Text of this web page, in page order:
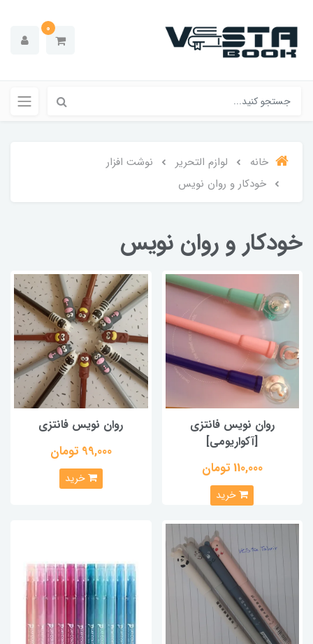
0
خانه لوازم التحریر
نوشت افزار
خودکار و روان نویس
خودکار و روان نویس
روان نویس فانتزی
[آکواریومی]
110,000 تومان
خرید
روان نویس فانتزی
99,000 تومان
خرید